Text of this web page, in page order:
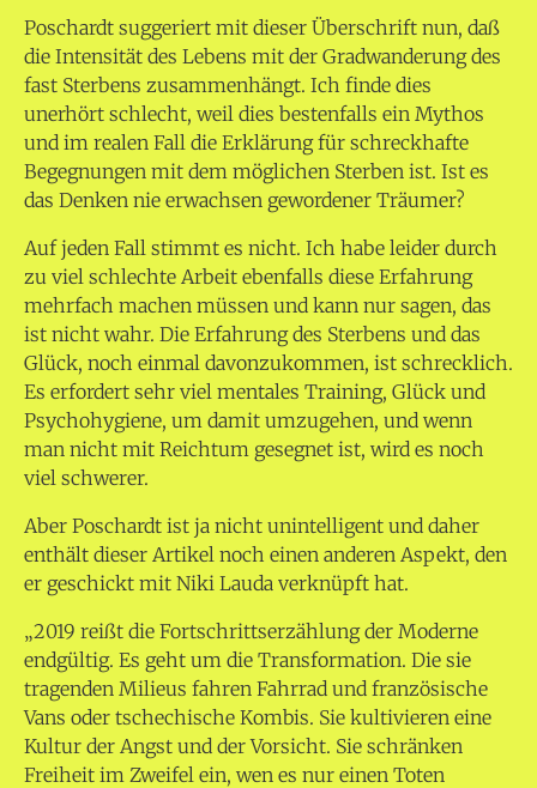
Poschardt suggeriert mit dieser Überschrift nun, daß
die Intensität des Lebens mit der Gradwanderung des
fast Sterbens zusammenhängt. Ich finde dies
unerhört schlecht, weil dies bestenfalls ein Mythos
und im realen Fall die Erklärung für schreckhafte
Begegnungen mit dem möglichen Sterben ist. Ist es
das Denken nie erwachsen gewordener Träumer?
Auf jeden Fall stimmt es nicht. Ich habe leider durch
zu viel schlechte Arbeit ebenfalls diese Erfahrung
mehrfach machen müssen und kann nur sagen, das
ist nicht wahr. Die Erfahrung des Sterbens und das
Glück, noch einmal davonzukommen, ist schrecklich.
Es erfordert sehr viel mentales Training, Glück und
Psychohygiene, um damit umzugehen, und wenn
man nicht mit Reichtum gesegnet ist, wird es noch
viel schwerer.
Aber Poschardt ist ja nicht unintelligent und daher
enthält dieser Artikel noch einen anderen Aspekt, den
er geschickt mit Niki Lauda verknüpft hat.
„2019 reißt die Fortschrittserzählung der Moderne
endgültig. Es geht um die Transformation. Die sie
tragenden Milieus fahren Fahrrad und französische
Vans oder tschechische Kombis. Sie kultivieren eine
Kultur der Angst und der Vorsicht. Sie schränken
Freiheit im Zweifel ein, wen es nur einen Toten